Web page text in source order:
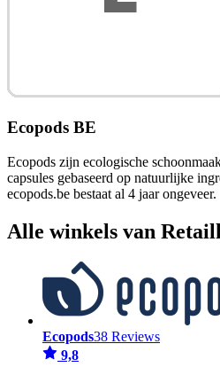
Ecopods BE
Ecopods zijn ecologische
capsules gebaseerd op natuurlijke
ecopods.be bestaat al 4 jaar ongeveer.
Alle winkels van
Ecopods38 Reviews
9,8